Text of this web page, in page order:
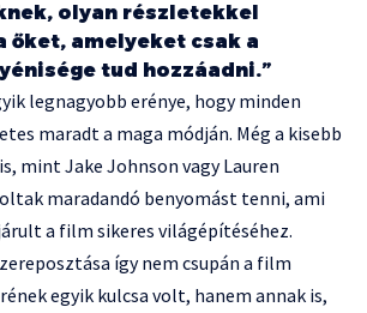
olyan részletekkel
őket, amelyeket csak a
tud hozzáadni.”
legnagyobb erénye, hogy minden
maradt a maga módján. Még a kisebb
mint Jake Johnson vagy Lauren
maradandó benyomást tenni, ami
a film sikeres világépítéséhez.
így nem csupán a film
egyik kulcsa volt, hanem annak is,